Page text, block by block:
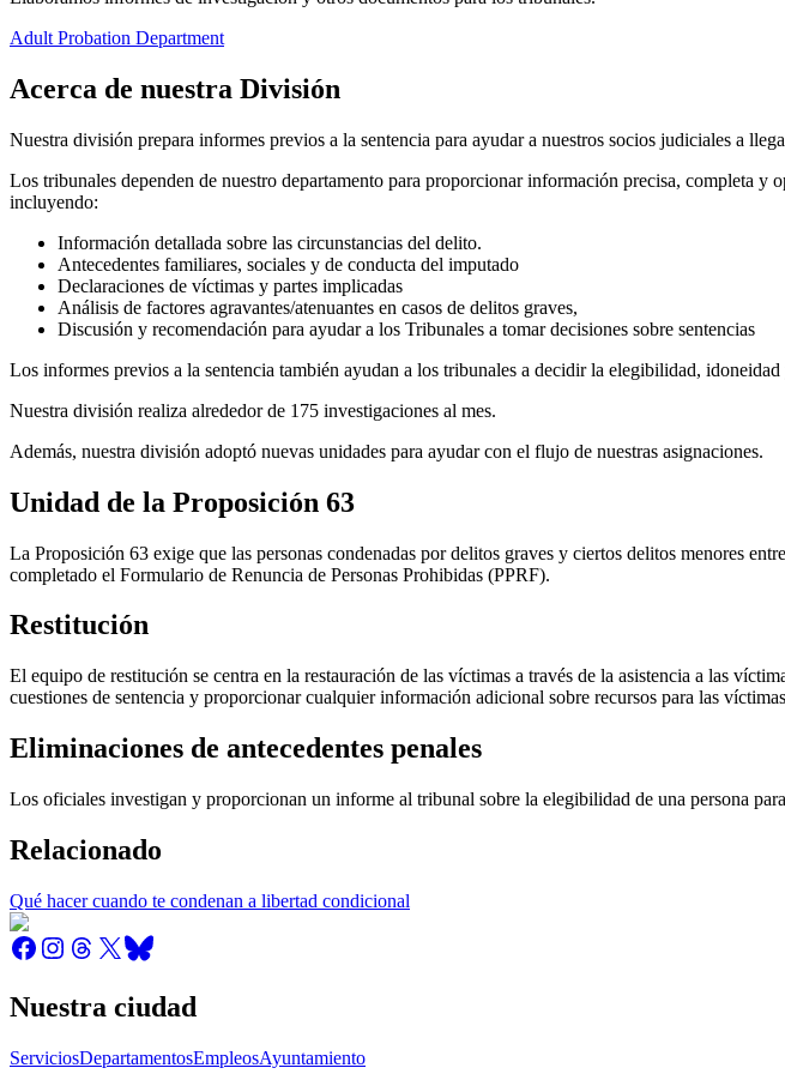
Adult Probation Department
Acerca de nuestra División
Nuestra división prepara informes previos a la sentencia para ayudar a nuestros socios judiciales a
Los tribunales dependen de nuestro departamento para proporcionar información precisa, completa
incluyendo:
Información detallada sobre las circunstancias del delito.
Antecedentes familiares, sociales y de conducta del imputado
Declaraciones de víctimas y partes implicadas
Análisis de factores agravantes/atenuantes en casos de delitos graves,
Discusión y recomendación para ayudar a los Tribunales a tomar decisiones sobre sentencias
Los informes previos a la sentencia también ayudan a los tribunales a decidir la elegibilidad,
Nuestra división realiza alrededor de 175 investigaciones al mes.
Además, nuestra división adoptó nuevas unidades para ayudar con el flujo de nuestras asignaciones.
Unidad de la Proposición 63
La Proposición 63 exige que las personas condenadas por delitos graves y ciertos delitos menores
completado el Formulario de Renuncia de Personas Prohibidas (PPRF).
Restitución
El equipo de restitución se centra en la restauración de las víctimas a través de la asistencia a las
cuestiones de sentencia y proporcionar cualquier información adicional sobre recursos para las
Eliminaciones de antecedentes penales
Los oficiales investigan y proporcionan un informe al tribunal sobre la elegibilidad de una persona
Relacionado
Qué hacer cuando te condenan a libertad condicional
Nuestra ciudad
ServiciosDepartamentosEmpleosAyuntamiento